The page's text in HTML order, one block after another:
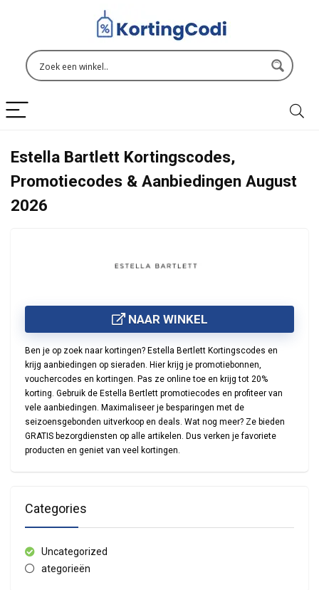
Estella Bartlett Kortingscodes,
Promotiecodes & Aanbiedingen August
2026
NAAR WINKEL
Ben je op zoek naar kortingen? Estella Bertlett Kortingscodes en
krijg aanbiedingen op sieraden. Hier krijg je promotiebonnen,
vouchercodes en kortingen. Pas ze online toe en krijg tot 20%
korting. Gebruik de Estella Bertlett promotiecodes en profiteer van
vele aanbiedingen. Maximaliseer je besparingen met de
seizoensgebonden uitverkoop en deals. Wat nog meer? Ze bieden
GRATIS bezorgdiensten op alle artikelen. Dus verken je favoriete
producten en geniet van veel kortingen.
Categories
Uncategorized
ategorieën